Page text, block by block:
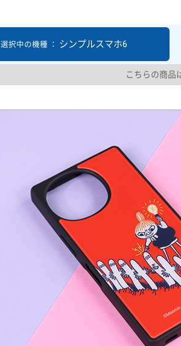
選択中の機種 ： シンプルスマホ6
こちらの商品